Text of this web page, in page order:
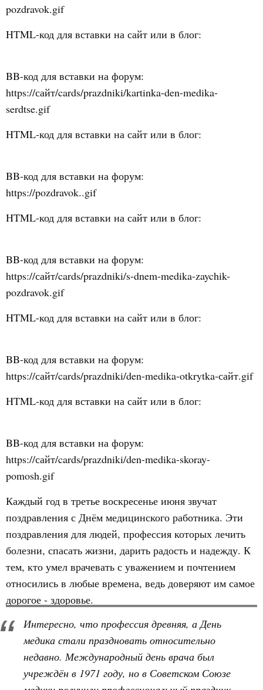
pozdravok.gif
HTML-код для вставки на сайт или в блог:
BB-код для вставки на форум:
https://сайт/cards/prazdniki/kartinka-den-medika-
serdtse.gif
HTML-код для вставки на сайт или в блог:
BB-код для вставки на форум:
https://pozdravok..gif
HTML-код для вставки на сайт или в блог:
BB-код для вставки на форум:
https://сайт/cards/prazdniki/s-dnem-medika-zaychik-
pozdravok.gif
HTML-код для вставки на сайт или в блог:
BB-код для вставки на форум:
https://сайт/cards/prazdniki/den-medika-otkrytka-сайт.gif
HTML-код для вставки на сайт или в блог:
BB-код для вставки на форум:
https://сайт/cards/prazdniki/den-medika-skoray-
pomosh.gif
Каждый год в третье воскресенье июня звучат
поздравления с Днём медицинского работника. Эти
поздравления для людей, профессия которых лечить
болезни, спасать жизни, дарить радость и надежду. К
тем, кто умел врачевать с уважением и почтением
относились в любые времена, ведь доверяют им самое
дорогое - здоровье.
Интересно, что профессия древняя, а День
медика стали праздновать относительно
недавно. Международный день врача был
учреждён в 1971 году, но в Советском Союзе